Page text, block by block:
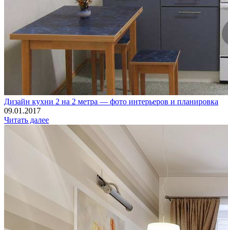
Дизайн кухни 2 на 2 метра — фото интерьеров и планировка
09.01.2017
Читать далее